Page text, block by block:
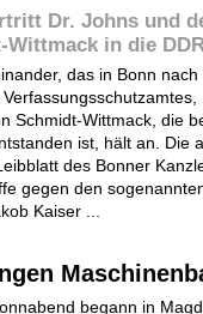
Dr. Johns und
in die
das in Bonn
Schmidt-Wittmack, die
ist, hält an. Die
des Bonner
gegen den
Kaiser ...
begann in